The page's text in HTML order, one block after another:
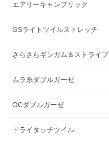
エアリーキャンブリック
GSライトツイルストレッチ
さらさらギンガム＆ストライプ
ムラ糸ダブルガーゼ
OCダブルガーゼ
ドライタッチツイル